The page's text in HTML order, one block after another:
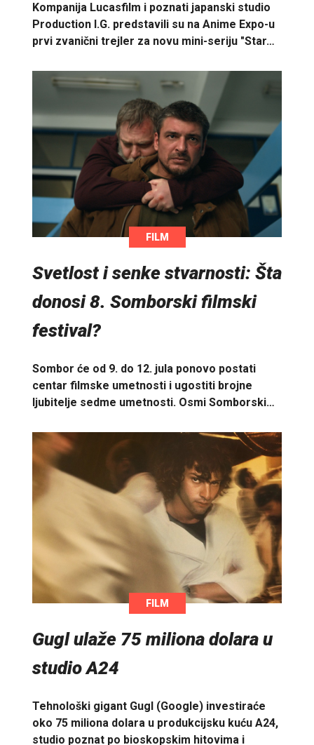
Kompanija Lucasfilm i poznati japanski studio
Production I.G. predstavili su na Anime Expo-u
prvi zvanični trejler za novu mini-seriju "Star…
FILM
Svetlost i senke stvarnosti: Šta
donosi 8. Somborski filmski
festival?
Sombor će od 9. do 12. jula ponovo postati
centar filmske umetnosti i ugostiti brojne
ljubitelje sedme umetnosti. Osmi Somborski…
FILM
Gugl ulaže 75 miliona dolara u
studio A24
Tehnološki gigant Gugl (Google) investiraće
oko 75 miliona dolara u produkcijsku kuću A24,
studio poznat po bioskopskim hitovima i